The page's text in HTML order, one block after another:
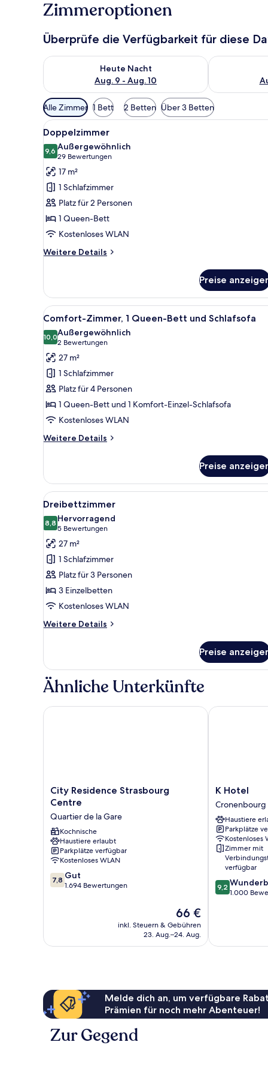
Zimmeroptionen
Überprüfe die Verfügbarkeit für diese
Heute Nacht
Aug. 9 - Aug. 10
Überprüfe die Verfügbarkeit für heute Nacht, Aug. 9
Überprüfe
Verfügbare
Filter
für
Zimmer
Alle Zimmer 1 Bett 2 Betten Über 3 Betten
Alle
Fotos
für
Doppelzimmer
anzeigen
Ein ordentlich bezogenes
17
Doppelzimmer
9,69,6 von 10
Außergewöhnlich
29 Bewertungen
(29
Bewertungen)
17 m²
1 Schlafzimmer
Platz für 2 Personen
1 Queen-Bett
Kostenloses WLAN
Weitere Details
Weitere
Preise
Alle
Fotos
für
Comfort-
Zimmer,
1 Queen-
Bett
und
Schlafsofa
anzeigen
Ein Hotelzimmer mit Bett,
8
Comfort-Zimmer, 1 Queen-Bett und Schlafsofa
10,010,0 von 10
Außergewöhnlich
2 Bewertungen
(2
Bewertungen)
27 m²
1 Schlafzimmer
Platz für 4 Personen
1 Queen-Bett und 1 Komfort-Einzel-Schlafsofa
Kostenloses WLAN
Weitere Details
Weitere
Zimmer,
1 Queen-
Bett
und
Schlafsofa
Preise
Alle
Fotos
für
Dreibettzimmer
anzeigen
Ein Hotelzimmer mit
4
Dreibettzimmer
8,88,8 von 10
Hervorragend
5 Bewertungen
(5
Bewertungen)
27 m²
1 Schlafzimmer
Platz für 3 Personen
3 Einzelbetten
Kostenloses WLAN
Weitere Details
Weitere
Preise
Ähnliche Unterkünfte
City
Residence
Centre
Quartier
de
la
Gare
City Residence Strasbourg
Centre
Quartier de la Gare
Kochnische
Haustiere erlaubt
Parkplätze verfügbar
Kostenloses WLAN
7.8
von
7,8 Gut
1.694 Bewertungen
Der
Preis
beträgt
66 €
inkl. Steuern & Gebühren
23. Aug.–24. Aug.
City Residence Strasbourg Centre
K
Hotel
Cronenbourg
Est
K Hotel
Cronenbourg
Haustiere
Parkplätze
Kostenloses
Zimmer mit
verfügbar
9.2
von
9,2
1.000
K Hotel
Melde dich an, um verfügbare
Prämien für noch mehr Abenteuer!
Zur Gegend